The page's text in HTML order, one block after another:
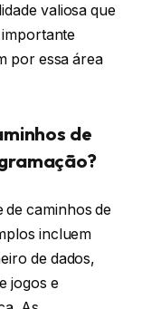
valiosa que
por essa área
de
caminhos de
incluem
de dados,
jogos e